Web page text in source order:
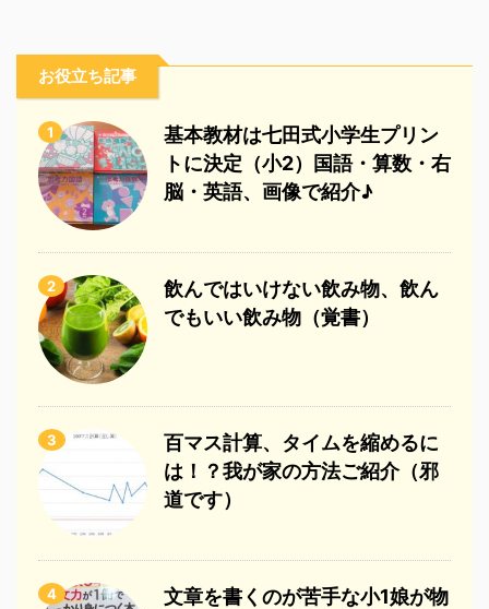
お役立ち記事
1
基本教材は七田式小学生プリン
トに決定（小2）国語・算数・右
脳・英語、画像で紹介♪
2
飲んではいけない飲み物、飲ん
でもいい飲み物（覚書）
3
百マス計算、タイムを縮めるに
は！？我が家の方法ご紹介（邪
道です）
4
文章を書くのが苦手な小1娘が物